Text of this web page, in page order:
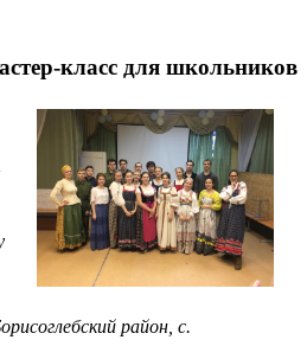
класс для школьников
район, c.